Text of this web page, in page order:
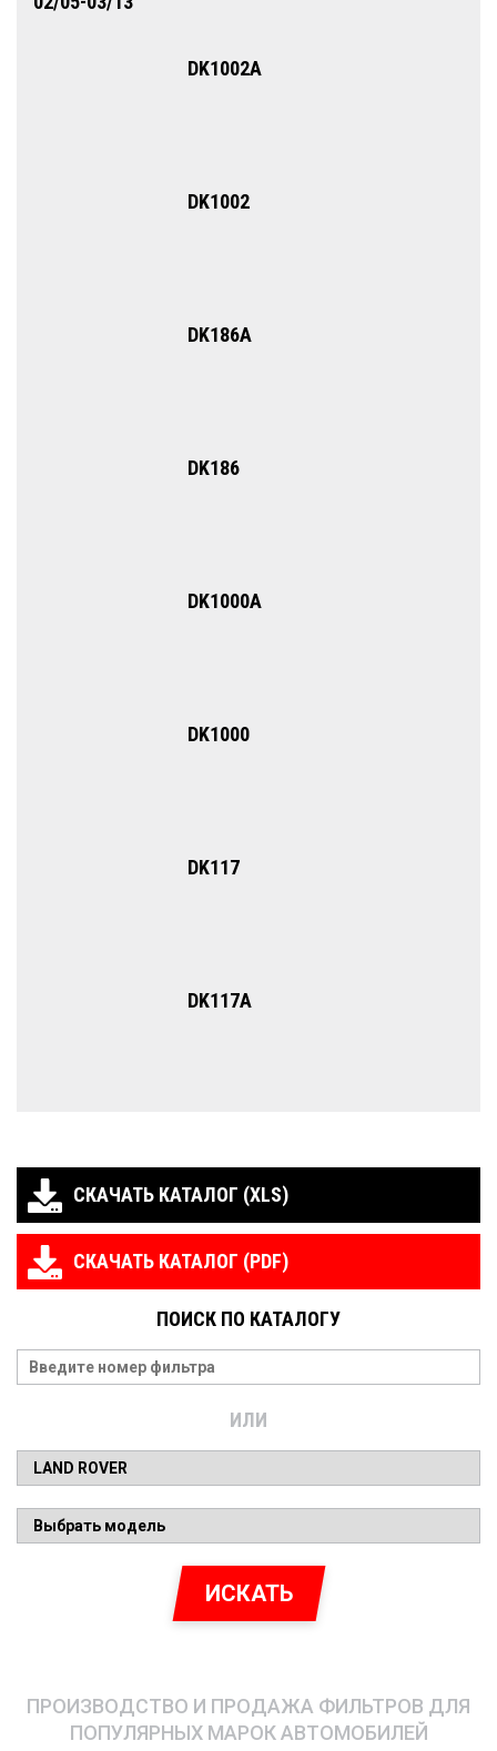
DK1002A
DK1002
DK186A
DK186
DK1000A
DK1000
DK117
DK117A
СКАЧАТЬ КАТАЛОГ (XLS)
СКАЧАТЬ КАТАЛОГ (PDF)
ПОИСК ПО КАТАЛОГУ
ИЛИ
ИСКАТЬ
ПРОИЗВОДСТВО И ПРОДАЖА ФИЛЬТРОВ ДЛЯ
ПОПУЛЯРНЫХ МАРОК АВТОМОБИЛЕЙ